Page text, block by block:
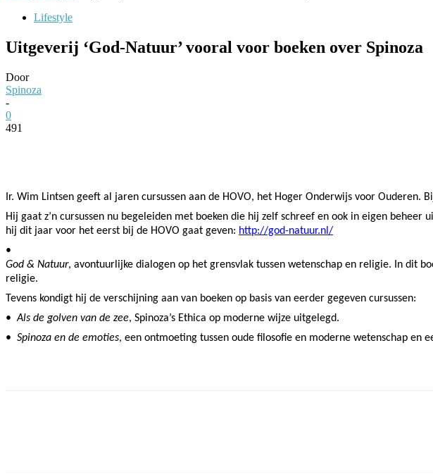
Lifestyle
Uitgeverij ‘God-Natuur’ vooral voor boeken over Spinoza
Door
Spinoza
-
0
491
Ir. Wim Lintsen geeft al jaren cursussen aan de HOVO, het Hoger Onderwijs voor
Hij gaat z’n cursussen nu begeleiden met boeken die hij zelf schreef en ook in eigen
hij dit jaar voor het eerst bij de HOVO gaat geven: http://god-natuur.nl/
•
God & Natuur, avontuurlijke dialogen op het grensvlak tussen wetenschap en religie. In dit
religie.
Tevens kondigt hij de verschijning aan van boeken op basis van eerder gegeven cursussen:
• Als de golven van de zee, Spinoza’s Ethica op moderne wijze uitgelegd.
• Spinoza en de emoties, een ontmoeting tussen oude filosofie en moderne wetenschap en